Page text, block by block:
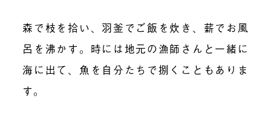
森で枝を拾い、羽釜でご飯を炊き、薪でお風
呂を沸かす。時には地元の漁師さんと一緒に
海に出て、魚を自分たちで捌くこともありま
す。